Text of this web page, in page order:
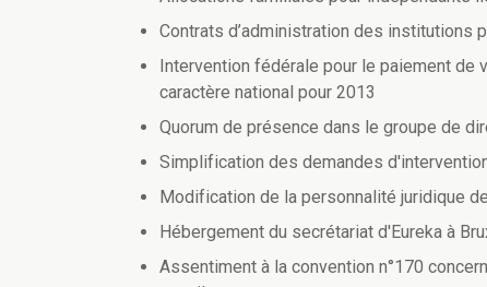
Contrats d’administration des institutions
Intervention fédérale pour le paiement
caractère national pour 2013
Quorum de présence dans le groupe de
Simplification des demandes
Modification de la personnalité juridique
Hébergement du secrétariat d'Eureka à
Assentiment à la convention n°170